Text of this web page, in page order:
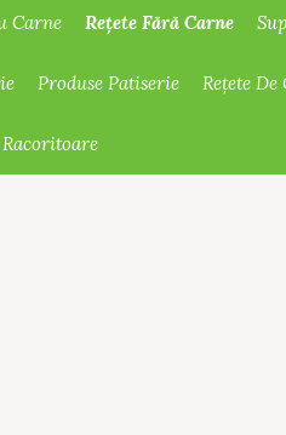
Carne Rețete Fără Carne
Produse Patiserie Rețete